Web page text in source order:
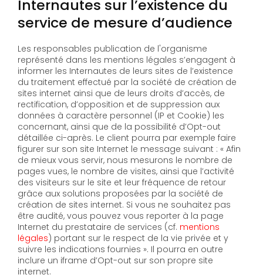
Internautes sur l’existence du
service de mesure d’audience
Les responsables publication de l'organisme
représenté dans les mentions légales s’engagent à
informer les Internautes de leurs sites de l’existence
du traitement effectué par la société de création de
sites internet ainsi que de leurs droits d’accès, de
rectification, d’opposition et de suppression aux
données à caractère personnel (IP et Cookie) les
concernant, ainsi que de la possibilité d’Opt-out
détaillée ci-après. Le client pourra par exemple faire
figurer sur son site Internet le message suivant : « Afin
de mieux vous servir, nous mesurons le nombre de
pages vues, le nombre de visites, ainsi que l’activité
des visiteurs sur le site et leur fréquence de retour
grâce aux solutions proposées par la société de
création de sites internet. Si vous ne souhaitez pas
être audité, vous pouvez vous reporter à la page
Internet du prestataire de services (cf. mentions
légales) portant sur le respect de la vie privée et y
suivre les indications fournies ». Il pourra en outre
inclure un iframe d’Opt-out sur son propre site
internet.